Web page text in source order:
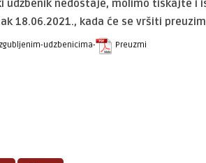
udžbenik nedostaje, molimo tiskajte i
18.06.2021., kada će se vršiti
izgubljenim-udzbenicima- Preuzmi